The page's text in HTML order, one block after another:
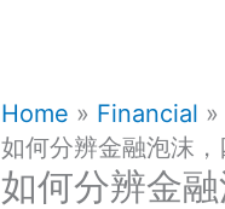
Home Financial
如何分辨金融泡沫
如何分辨金